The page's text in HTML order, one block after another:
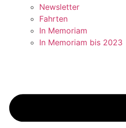
Newsletter
Fahrten
In Memoriam
In Memoriam bis 2023